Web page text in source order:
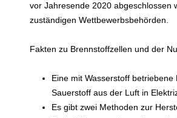
vor Jahresende 2020 abgeschlossen
zuständigen Wettbewerbsbehörden.
Fakten zu Brennstoffzellen und der
Eine mit Wasserstoff
Sauerstoff aus der Luft in
Es gibt zwei Methoden zur